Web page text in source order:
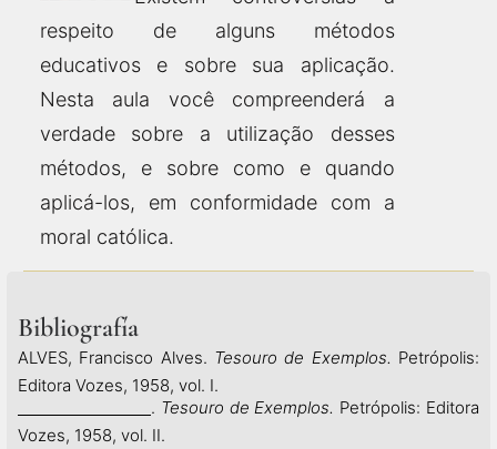
respeito de alguns métodos
educativos e sobre sua aplicação.
Nesta aula você compreenderá a
verdade sobre a utilização desses
métodos, e sobre como e quando
aplicá-los, em conformidade com a
moral católica.
Bibliografía
ALVES, Francisco Alves. Tesouro de Exemplos. Petrópolis:
Editora Vozes, 1958, vol. I.
. Tesouro de Exemplos. Petrópolis: Editora
Vozes, 1958, vol. II.